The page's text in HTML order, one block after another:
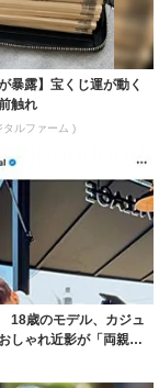
暴露】宝くじ運が動く
触れ
タルファーム )
18歳のモデル、カジュ
しゃれ近影が「両親の